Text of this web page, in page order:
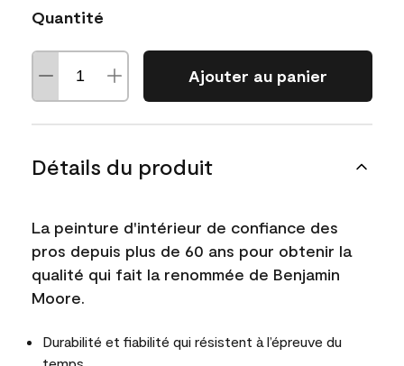
Quantité
Ajouter au panier
Détails du produit
La peinture d'intérieur de confiance des
pros depuis plus de 60 ans pour obtenir la
qualité qui fait la renommée de Benjamin
Moore.
Durabilité et fiabilité qui résistent à l’épreuve du
temps